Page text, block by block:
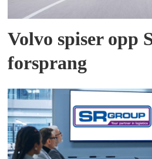
Volvo spiser opp
forsprang